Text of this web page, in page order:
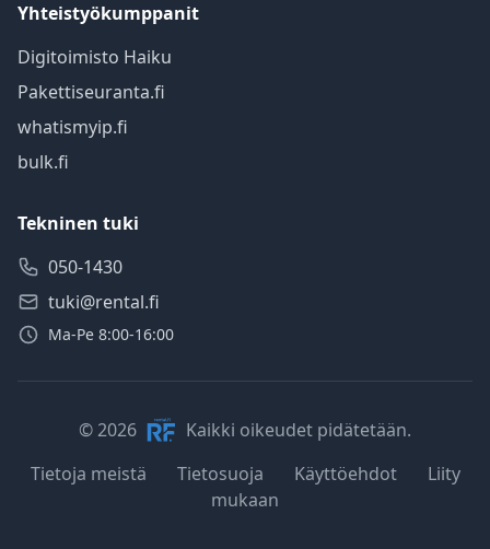
Yhteistyökumppanit
Digitoimisto Haiku
Pakettiseuranta.fi
whatismyip.fi
bulk.fi
Tekninen tuki
050-1430
tuki@rental.fi
Ma-Pe 8:00-16:00
© 2026
Kaikki oikeudet pidätetään.
Tietoja meistä
Tietosuoja Käyttöehdot
Liity
mukaan